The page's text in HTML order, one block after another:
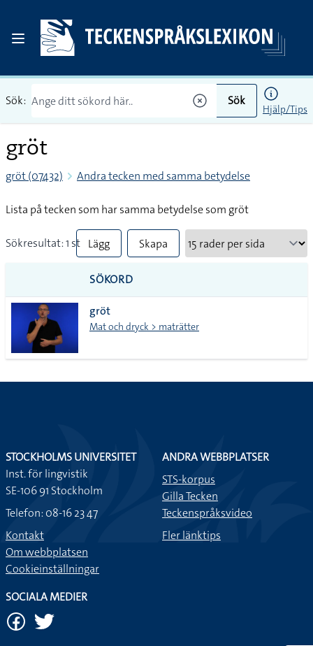
Sök: Sök
Hjälp/Tips
gröt
gröt (07432) Andra tecken med samma betydelse
Lista på tecken som har samma betydelse som gröt
Sökresultat: 1 st Lägg
till
alla i
lista
Skapa
SÖKORD
gröt
Mat och dryck > maträtter
STOCKHOLMS UNIVERSITET
Inst. för lingvistik
SE-106 91 Stockholm
Telefon: 08-16 23 47
Kontakt
Om webbplatsen
Cookieinställningar
ANDRA WEBBPLATSER
STS-korpus
Gilla Tecken
Teckenspråksvideo
Fler länktips
SOCIALA MEDIER